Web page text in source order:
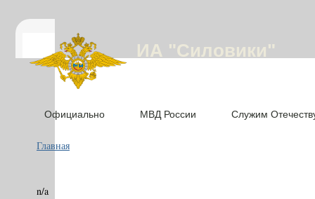
ИА "Силовики"
Официально МВД России Служим
Главная
n/a